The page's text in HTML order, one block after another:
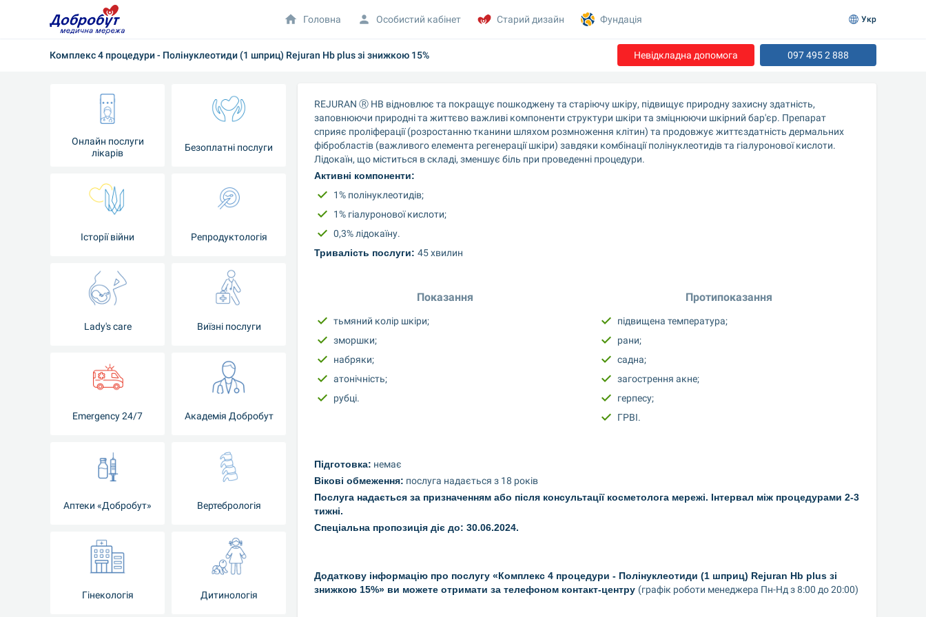
Комплекс 4 процедури - Полінуклеотиди (1 шприц) Rejuran Hb plus зі знижкою 15% Невідкладна допомога 097 495 2 888
Онлайн послуги
лікарів
Безоплатні послуги
Історії війни Репродуктологія
Lady's care Виїзні послуги
Emergency 24/7 Академія Добробут
Аптеки «Добробут» Вертебрологія
Гінекологія Дитинологія
REJURAN Ⓡ HB відновлює та покращує пошкоджену та старіючу шкіру, підвищує природну захисну здатність,
заповнюючи природні та життєво важливі компоненти структури шкіри та зміцнюючи шкірний бар'єр. Препарат
сприяє проліферації (розростанню тканини шляхом розмноження клітин) та продовжує життєздатність дермальних
фібробластів (важливого елемента регенерації шкіри) завдяки комбінації полінуклеотидів та гіалуронової кислоти.
Лідокаїн, що міститься в складі, зменшує біль при проведенні процедури.
Активні компоненти:
1% полінуклеотидів;
1% гіалуронової кислоти;
0,3% лідокаїну.
Тривалість послуги: 45 хвилин
Показання
тьмяний колір шкіри;
зморшки;
набряки;
атонічність;
рубці.
Протипоказання
підвищена температура;
рани;
садна;
загострення акне;
герпесу;
ГРВІ.
Підготовка: немає
Вікові обмеження: послуга надається з 18 років
Послуга надається за призначенням або після консультації косметолога мережі. Інтервал між процедурами 2-3
тижні.
Спеціальна пропозиція діє до: 30.06.2024.
Додаткову інформацію про послугу «Комплекс 4 процедури - Полінуклеотиди (1 шприц) Rejuran Hb plus зі
знижкою 15%» ви можете отримати за телефоном контакт-центру (графік роботи менеджера Пн-Нд з 8:00 до 20:00)
Головна Особистий кабінет Старий дизайн Фундація Укр